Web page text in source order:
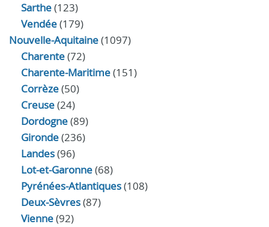
Sarthe(123)
Vendée(179)
Nouvelle-Aquitaine(1097)
Charente(72)
Charente-Maritime(151)
Corrèze(50)
Creuse(24)
Dordogne(89)
Gironde(236)
Landes(96)
Lot-et-Garonne(68)
Pyrénées-Atlantiques(108)
Deux-Sèvres(87)
Vienne(92)